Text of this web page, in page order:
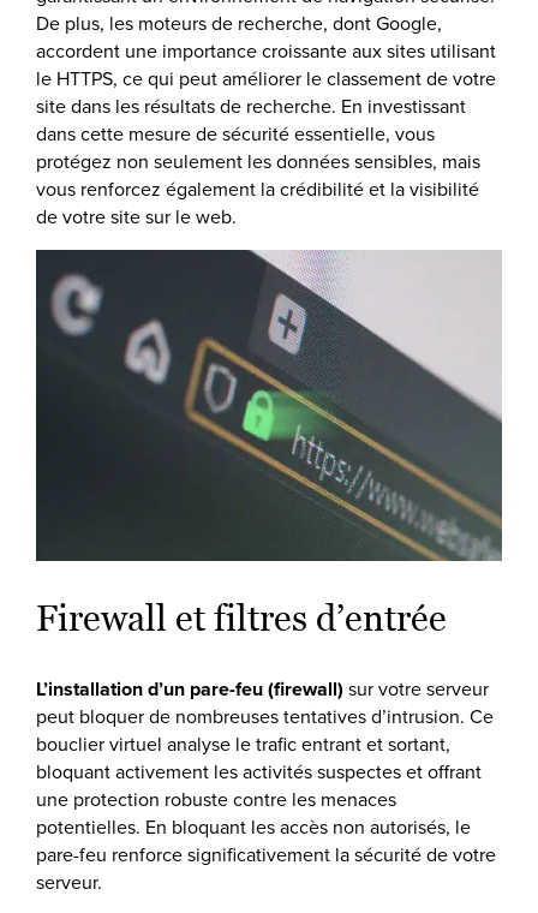
De plus, les moteurs de recherche, dont Google,
accordent une importance croissante aux sites utilisant
le HTTPS, ce qui peut améliorer le classement de votre
site dans les résultats de recherche. En investissant
dans cette mesure de sécurité essentielle, vous
protégez non seulement les données sensibles, mais
vous renforcez également la crédibilité et la visibilité
de votre site sur le web.
Firewall et filtres d’entrée
L’installation d’un pare-feu (firewall) sur votre serveur
peut bloquer de nombreuses tentatives d’intrusion. Ce
bouclier virtuel analyse le trafic entrant et sortant,
bloquant activement les activités suspectes et offrant
une protection robuste contre les menaces
potentielles. En bloquant les accès non autorisés, le
pare-feu renforce significativement la sécurité de votre
serveur.